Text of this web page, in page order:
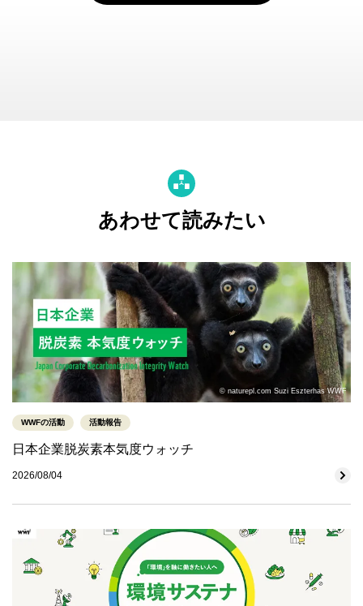
あわせて読みたい
© naturepl.com Suzi Eszterhas WWF
WWFの活動 活動報告
日本企業脱炭素本気度ウォッチ
2026/08/04